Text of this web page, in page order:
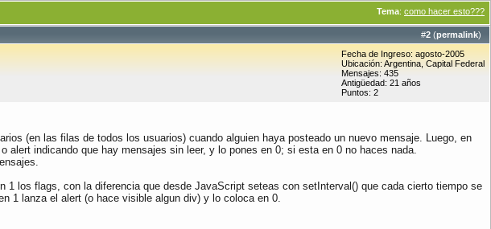
Tema: como hacer esto???
#2 (permalink)
Fecha de Ingreso: agosto-2005
Ubicación: Argentina, Capital Federal
Mensajes: 435
Antigüedad: 21 años
Puntos: 2
(en las filas de todos los usuarios) cuando alguien haya posteado un nuevo mensaje. Luego, en
indicando que hay mensajes sin leer, y lo pones en 0; si esta en 0 no haces nada.
los flags, con la diferencia que desde JavaScript seteas con setInterval() que cada cierto tiempo se
1 lanza el alert (o hace visible algun div) y lo coloca en 0.